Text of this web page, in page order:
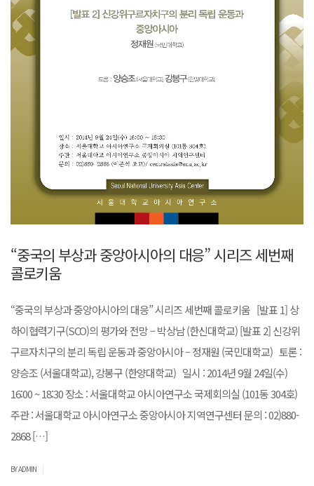
“중국의 부상과 중앙아시아의 대응” 시리즈 세번째
콜로키움
“중국의 부상과 중앙아시아의 대응” 시리즈 세번째 콜로키움 [발표 1] 상
하이협력기구(SCO)의 평가와 전망 – 박상남 (한신대학교) [발표 2] 신강위
구르자치구의 분리 독립 운동과 중앙아시아 – 정재원 (국민대학교) 토론 :
양승조 (서울대학교), 강봉구 (한양대학교) 일시 : 2014년 9월 24일(수)
16:00 ~ 18:30 장소 : 서울대학교 아시아연구소 국제회의실 (101동 304호)
주관 : 서울대학교 아시아연구소 중앙아시아 지역연구센터 문의 : 02)880-
2868 […]
BY ADMIN